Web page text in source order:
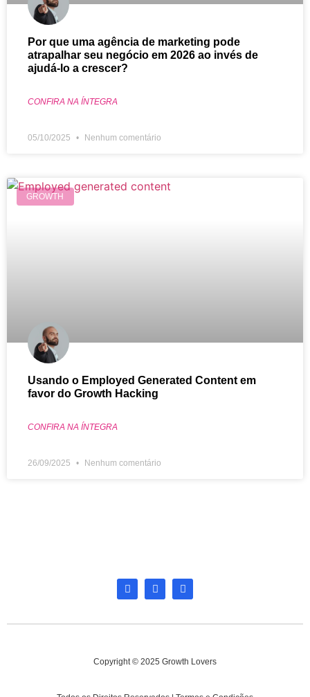
Por que uma agência de marketing pode
atrapalhar seu negócio em 2026 ao invés de
ajudá-lo a crescer?
CONFIRA NA ÍNTEGRA
05/10/2025 Nenhum comentário
GROWTH
Usando o Employed Generated Content em
favor do Growth Hacking
CONFIRA NA ÍNTEGRA
26/09/2025 Nenhum comentário
Copyright © 2025 Growth Lovers